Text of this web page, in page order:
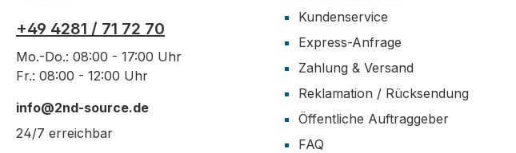
+49 4281 / 71 72 70
Mo.-Do.: 08:00 - 17:00 Uhr
Fr.: 08:00 - 12:00 Uhr
info@2nd-source.de
24/7 erreichbar
Kundenservice
Express-Anfrage
Zahlung & Versand
Reklamation / Rücksendung
Öffentliche Auftraggeber
FAQ